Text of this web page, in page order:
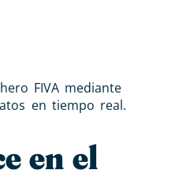
FIVA mediante
en tiempo real.
en el